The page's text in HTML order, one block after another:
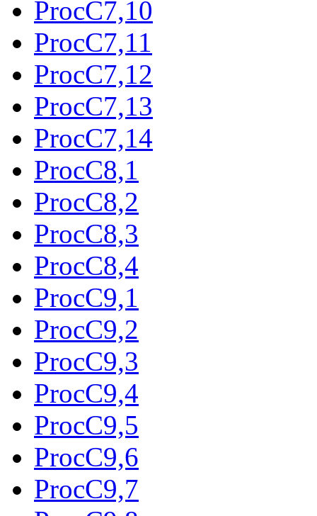
ProcC7,10
ProcC7,11
ProcC7,12
ProcC7,13
ProcC7,14
ProcC8,1
ProcC8,2
ProcC8,3
ProcC8,4
ProcC9,1
ProcC9,2
ProcC9,3
ProcC9,4
ProcC9,5
ProcC9,6
ProcC9,7